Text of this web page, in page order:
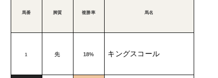
馬番 脚質 複勝率 馬名
1 先 18% キングスコール